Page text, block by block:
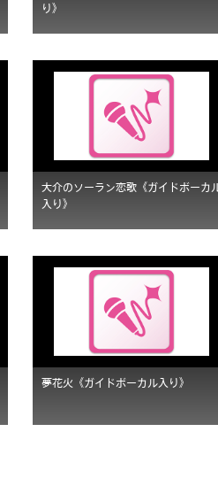
り》
大介のソーラン恋歌《ガイドボーカ
入り》
夢花火《ガイドボーカル入り》